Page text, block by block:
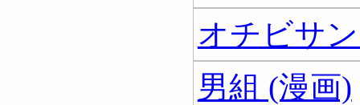
オチビサ
男組 (漫画)